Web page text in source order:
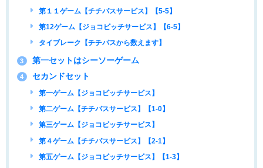
第１１ゲーム【チチパスサービス】【5-5】
第12ゲーム【ジョコビッチサービス】【6-5】
タイブレーク【チチパスから数えます】
3 第一セットはシーソーゲーム
4 セカンドセット
第一ゲーム【ジョコビッチサービス】
第二ゲーム【チチパスサービス】【1-0】
第三ゲーム【ジョコビッチサービス】
第４ゲーム【チチパスサービス】【2-1】
第五ゲーム【ジョコビッチサービス】【1-3】